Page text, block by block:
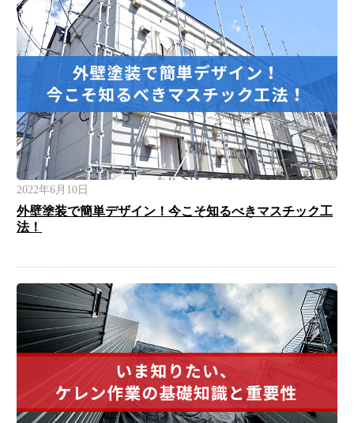
2022年6月10日
外壁塗装で簡単デザイン！今こそ知るべきマスチック工
法！